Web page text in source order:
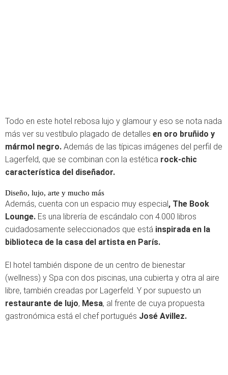
Todo en este hotel rebosa lujo y glamour y eso se nota nada
más ver su vestíbulo plagado de detalles en oro bruñido y
mármol negro. Además de las típicas imágenes del perfil de
Lagerfeld, que se combinan con la estética rock-chic
característica del diseñador.
Diseño, lujo, arte y mucho más
Además, cuenta con un espacio muy especial, The Book
Lounge. Es una librería de escándalo con 4.000 libros
cuidadosamente seleccionados que está inspirada en la
biblioteca de la casa del artista en París.
El hotel también dispone de un centro de bienestar
(wellness) y Spa con dos piscinas, una cubierta y otra al aire
libre, también creadas por Lagerfeld. Y por supuesto un
restaurante de lujo, Mesa, al frente de cuya propuesta
gastronómica está el chef portugués José Avillez.